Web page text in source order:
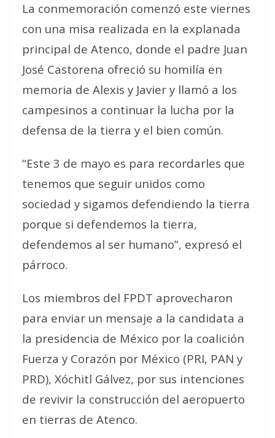
La conmemoración comenzó este viernes
con una misa realizada en la explanada
principal de Atenco, donde el padre Juan
José Castorena ofreció su homilía en
memoria de Alexis y Javier y llamó a los
campesinos a continuar la lucha por la
defensa de la tierra y el bien común.
“Este 3 de mayo es para recordarles que
tenemos que seguir unidos como
sociedad y sigamos defendiendo la tierra
porque si defendemos la tierra,
defendemos al ser humano”, expresó el
párroco.
Los miembros del FPDT aprovecharon
para enviar un mensaje a la candidata a
la presidencia de México por la coalición
Fuerza y Corazón por México (PRI, PAN y
PRD), Xóchitl Gálvez, por sus intenciones
de revivir la construcción del aeropuerto
en tierras de Atenco.